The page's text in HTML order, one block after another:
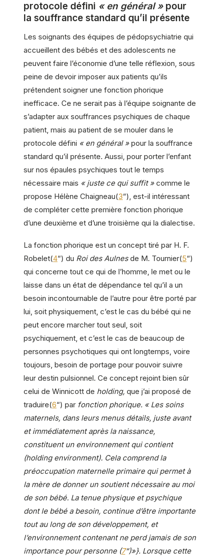
protocole défini « en général »pour
la souffrance standard qu’il présente
Les soignants des équipes de pédopsychiatrie qui
accueillent des bébés et des adolescents ne
peuvent faire l’économie d’une telle réflexion, sous
peine de devoir imposer aux patients qu’ils
prétendent soigner une fonction phorique
inefficace. Ce ne serait pas à l’équipe soignante de
s’adapter aux souffrances psychiques de chaque
patient, mais au patient de se mouler dans le
protocole défini « en général » pour la souffrance
standard qu’il présente. Aussi, pour porter l’enfant
sur nos épaules psychiques tout le temps
nécessaire mais « juste ce qui suffit » comme le
propose Hélène Chaigneau(3“), est-il intéressant
de compléter cette première fonction phorique
d’une deuxième et d’une troisième qui la dialectise.
La fonction phorique est un concept tiré par H. F.
Robelet(4“) du Roi des Aulnesde M. Tournier(5“)
qui concerne tout ce qui de l’homme, le met ou le
laisse dans un état de dépendance tel qu’il a un
besoin incontournable de l’autre pour être porté par
lui, soit physiquement, c’est le cas du bébé qui ne
peut encore marcher tout seul, soit
psychiquement, et c’est le cas de beaucoup de
personnes psychotiques qui ont longtemps, voire
toujours, besoin de portage pour pouvoir suivre
leur destin pulsionnel. Ce concept rejoint bien sûr
celui de Winnicott de holding, que j’ai proposé de
traduire(6“) par fonction phorique. « Les soins
maternels, dans leurs menus détails, juste avant
et immédiatement après la naissance,
constituent un environnement qui contient
(holding environment). Cela comprend la
préoccupation maternelle primaire qui permet à
la mère de donner un soutient nécessaire au moi
de son bébé. La tenue physique et psychique
dont le bébé a besoin, continue d’être importante
tout au long de son développement, et
l’environnement contenant ne perd jamais de son
importance pour personne (7“)»}. Lorsque cette